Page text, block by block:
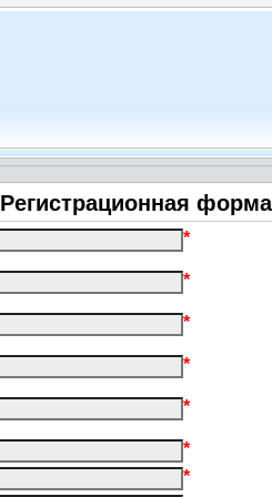
Регистрационная форма
*
*
*
*
*
*
*